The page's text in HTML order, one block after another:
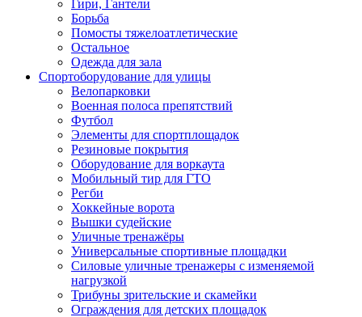
Гири, Гантели
Борьба
Помосты тяжелоатлетические
Остальное
Одежда для зала
Спортоборудование для улицы
Велопарковки
Военная полоса препятствий
Футбол
Элементы для спортплощадок
Резиновые покрытия
Оборудование для воркаута
Мобильный тир для ГТО
Регби
Хоккейные ворота
Вышки судейские
Уличные тренажёры
Универсальные спортивные площадки
Силовые уличные тренажеры с изменяемой
нагрузкой
Трибуны зрительские и скамейки
Ограждения для детских площадок